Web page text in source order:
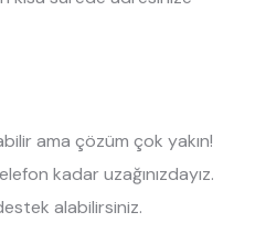
ama çözüm çok yakın!
kadar uzağınızdayız.
alabilirsiniz.